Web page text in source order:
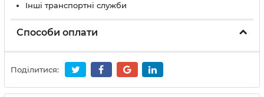
Інші транспортні служби
Способи оплати
Поділитися: